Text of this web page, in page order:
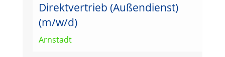
Direktvertrieb (Außendienst)
(m/w/d)
Arnstadt